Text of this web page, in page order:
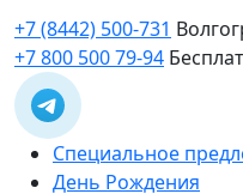
+7 (8442) 500-731
+7 800 500 79-94
Специальное
День Рождения